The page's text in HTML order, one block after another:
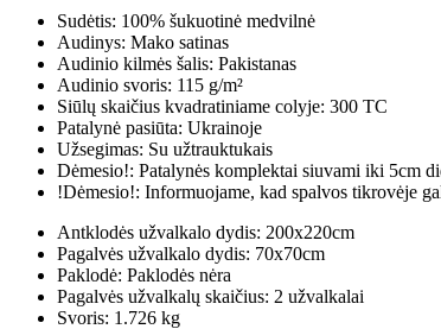
Sudėtis: 100% šukuotinė medvilnė
Audinys: Mako satinas
Audinio kilmės šalis: Pakistanas
Audinio svoris: 115 g/m²
Siūlų skaičius kvadratiniame colyje: 300 TC
Patalynė pasiūta: Ukrainoje
Užsegimas: Su užtrauktukais
Dėmesio!: Patalynės komplektai siuvami iki 5cm
!Dėmesio!: Informuojame, kad spalvos tikrovėje
Antklodės užvalkalo dydis: 200x220cm
Pagalvės užvalkalo dydis: 70x70cm
Paklodė: Paklodės nėra
Pagalvės užvalkalų skaičius: 2 užvalkalai
Svoris: 1.726 kg